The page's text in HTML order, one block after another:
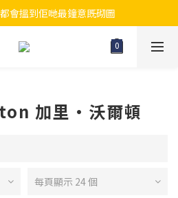
帆天楊砌圖
會搵到佢哋最鐘意既砌圖
江帆天楊砌圖
加里·沃爾頓
每頁顯示 24 個